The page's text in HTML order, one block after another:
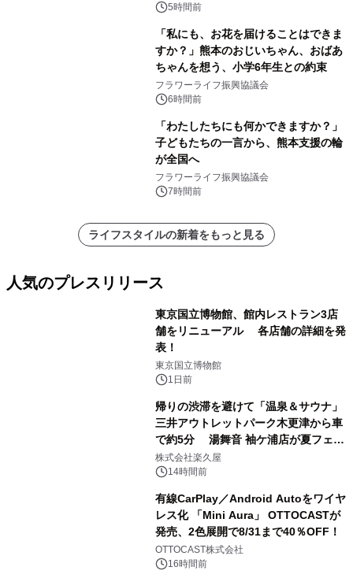
5時間前
「私にも、お花を届けることはできま
すか？」熊本のおじいちゃん、おばあ
ちゃんを想う、小学6年生との約束
フラワーライフ振興協議会
6時間前
「わたしたちにも何かできますか？」
子どもたちの一言から、熊本支援の輪
が全国へ
フラワーライフ振興協議会
7時間前
ライフスタイルの新着をもっと見る
人気のプレスリリース
東京国立博物館、館内レストラン3店
舗をリニューアル 各店舗の詳細を発
表！
東京国立博物館
1日前
帰りの渋滞を避けて「温泉＆サウナ」
三井アウトレットパーク木更津から車
で約5分 湯舞音 袖ケ浦店が夏フェア
メニューを提供
株式会社楽久屋
14時間前
有線CarPlay／Android Autoをワイヤ
レス化 「Mini Aura」 OTTOCASTが
発売、2色展開で8/31まで40％OFF！
OTTOCAST株式会社
16時間前